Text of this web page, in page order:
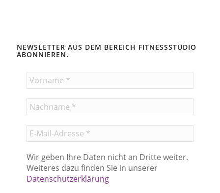
NEWSLETTER AUS DEM BEREICH FITNESSSTUDIO
ABONNIEREN.
Wir geben Ihre Daten nicht an Dritte weiter.
Weiteres dazu finden Sie in unserer
Datenschutzerklärung